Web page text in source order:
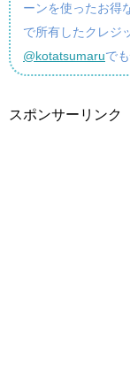
ーンを使ったお得
で所有したクレジ
@kotatsumaruで
スポンサーリンク